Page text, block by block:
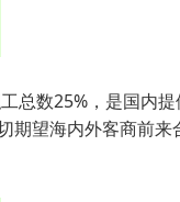
总数25%，是国内
望海内外客商前